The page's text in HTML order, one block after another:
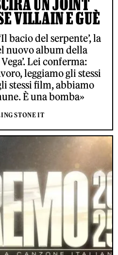
UN JOINT
VILLAIN E GUÈ
bacio del serpente’, la
nuovo album della
Lei conferma:
leggiamo gli stessi
stessi film, abbiamo
È una bomba»
STONE IT